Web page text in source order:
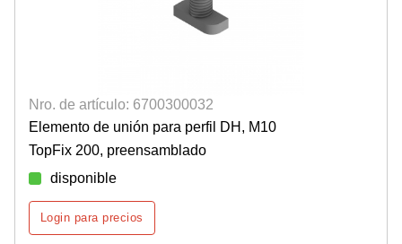
Nro. de artículo: 6700300032
Elemento de unión para perfil DH, M10
TopFix 200, preensamblado
disponible
Login para precios